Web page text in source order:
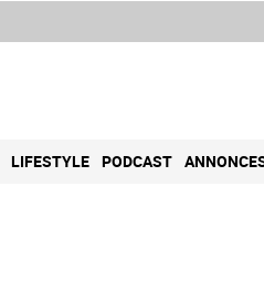
LIFESTYLE PODCAST